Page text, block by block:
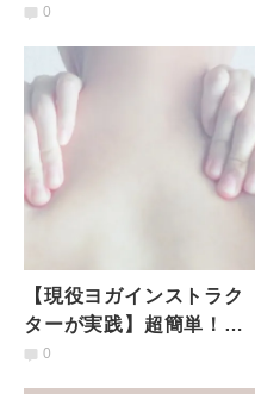
が軽くなる！」股関節は
0
【現役ヨガインストラク
ターが実践】超簡単！上
半身ほぐしストレッチ
0